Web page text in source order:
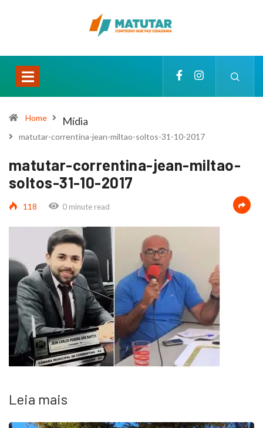
Home Mídia
matutar-correntina-jean-miltao-soltos-31-10-2017
matutar-correntina-jean-miltao-
soltos-31-10-2017
118 0 minute read
Leia mais